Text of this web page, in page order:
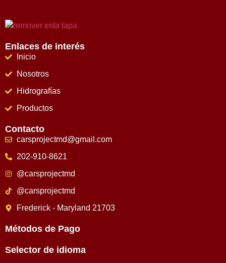
Enlaces de interés
Inicio
Nosotros
Hidrografías
Productos
Contacto
carsprojectmd@gmail.com
202-910-8621
@carsprojectmd
@carsprojectmd
Frederick - Maryland 21703
Métodos de Pago
Selector de idioma